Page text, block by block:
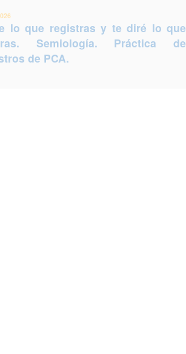
lo que registras y te diré lo que
Semiología. Práctica de
de PCA.